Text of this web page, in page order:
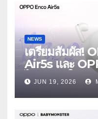
NEWS
เตรียมสัมผัส!
Air5s และ
ไร้สายรุ่นใหม่ล่
ตัดเสียงรบกวน
ใส่
JUN 19, 2026